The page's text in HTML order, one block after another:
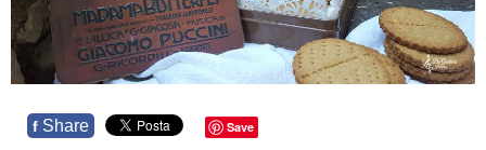
f Share Save